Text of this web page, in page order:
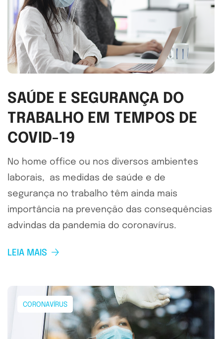
SAÚDE E SEGURANÇA DO
TRABALHO EM TEMPOS DE
COVID-19
No home office ou nos diversos ambientes
laborais, as medidas de saúde e de
segurança no trabalho têm ainda mais
importância na prevenção das consequências
advindas da pandemia do coronavírus.
LEIA MAIS
CORONAVÍRUS